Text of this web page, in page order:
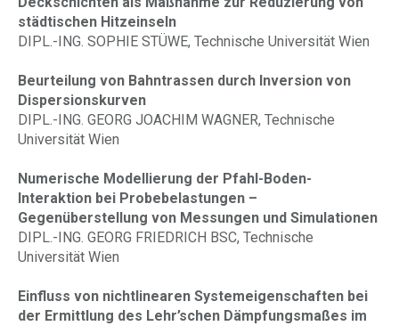
städtischen Hitzeinseln
DIPL.-ING. SOPHIE STÜWE, Technische Universität Wien
Beurteilung von Bahntrassen durch Inversion von
Dispersionskurven
DIPL.-ING. GEORG JOACHIM WAGNER, Technische
Universität Wien
Numerische Modellierung der Pfahl-Boden-
Interaktion bei Probebelastungen –
Gegenüberstellung von Messungen und Simulationen
DIPL.-ING. GEORG FRIEDRICH BSC, Technische
Universität Wien
Einfluss von nichtlinearen Systemeigenschaften bei
der Ermittlung des Lehr’schen Dämpfungsmaßes im